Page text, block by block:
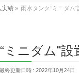
実績 » 雨水タンク“ミニダム”
ニダム”設
最終更新日時 : 2022年10月24日